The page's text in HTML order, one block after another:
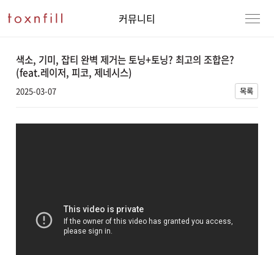
커뮤니티
색소, 기미, 잡티 완벽 제거는 토닝+토닝? 최고의 조합은?
(feat.레이저, 피코, 제네시스)
2025-03-07 목록